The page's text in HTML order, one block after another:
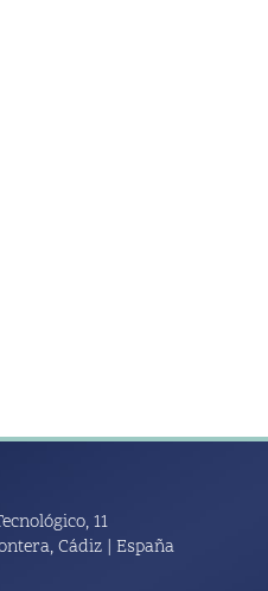
11
Cádiz | España